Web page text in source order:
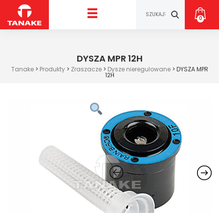
0
DYSZA MPR 12H
Tanake> Produkty> Zraszacze> Dysze nieregulowane> DYSZA MPR
12H